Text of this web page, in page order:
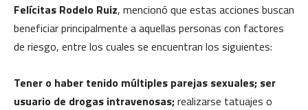
Felícitas Rodelo Ruiz, mencionó que estas acciones buscan
beneficiar principalmente a aquellas personas con factores
de riesgo, entre los cuales se encuentran los siguientes:
Tener o haber tenido múltiples parejas sexuales; ser
usuario de drogas intravenosas;realizarse tatuajes o